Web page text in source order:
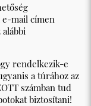
e-mail címen
rendelkezik-e
a túrához az
számban tud
biztosítani!